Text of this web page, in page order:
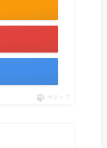
ポチップ